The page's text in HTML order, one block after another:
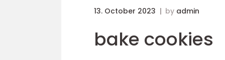
13. October 2023 by admin
bake cookies